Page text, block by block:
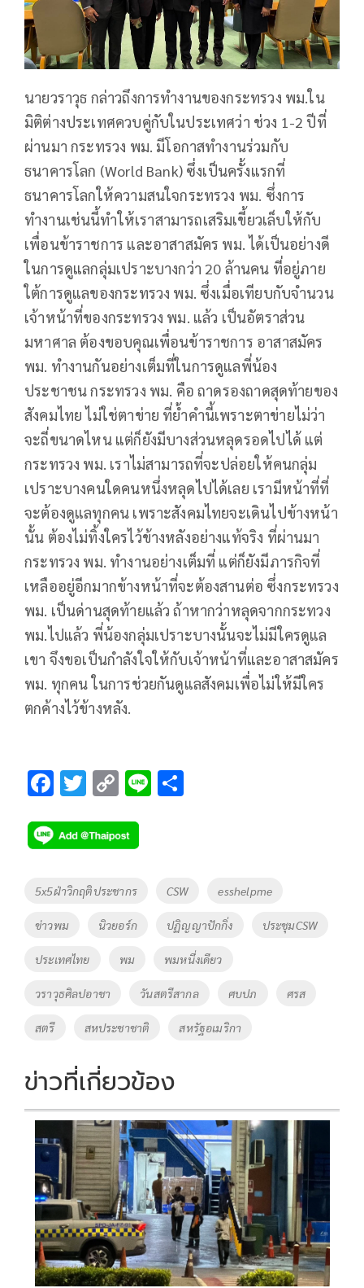
นายวราวุธ กล่าวถึงการทำงานของกระทรวง พม.ใน
มิติต่างประเทศควบคู่กับในประเทศว่า ช่วง 1-2 ปีที่
ผ่านมา กระทรวง พม. มีโอกาสทำงานร่วมกับ
ธนาคารโลก (World Bank) ซึ่งเป็นครั้งแรกที่
ธนาคารโลกให้ความสนใจกระทรวง พม. ซึ่งการ
ทำงานเช่นนี้ทำให้เราสามารถเสริมเขี้ยวเล็บให้กับ
เพื่อนข้าราชการ และอาสาสมัคร พม. ได้เป็นอย่างดี
ในการดูแลกลุ่มเปราะบางกว่า 20 ล้านคน ที่อยู่ภาย
ใต้การดูแลของกระทรวง พม. ซึ่งเมื่อเทียบกับจำนวน
เจ้าหน้าที่ของกระทรวง พม. แล้ว เป็นอัตราส่วน
มหาศาล ต้องขอบคุณเพื่อนข้าราชการ อาสาสมัคร
พม. ทำงานกันอย่างเต็มที่ในการดูแลพี่น้อง
ประชาชน กระทรวง พม. คือ ถาดรองถาดสุดท้ายของ
สังคมไทย ไม่ใช่ตาข่าย ที่ย้ำคำนี้เพราะตาข่ายไม่ว่า
จะถี่ขนาดไหน แต่ก็ยังมีบางส่วนหลุดรอดไปได้ แต่
กระทรวง พม. เราไม่สามารถที่จะปล่อยให้คนกลุ่ม
เปราะบางคนใดคนหนึ่งหลุดไปได้เลย เรามีหน้าที่ที่
จะต้องดูแลทุกคน เพราะสังคมไทยจะเดินไปข้างหน้า
นั้น ต้องไม่ทิ้งใครไว้ข้างหลังอย่างแท้จริง ที่ผ่านมา
กระทรวง พม. ทำงานอย่างเต็มที่ แต่ก็ยังมีภารกิจที่
เหลืออยู่อีกมากข้างหน้าที่จะต้องสานต่อ ซึ่งกระทรวง
พม. เป็นด่านสุดท้ายแล้ว ถ้าหากว่าหลุดจากกระทวง
พม.ไปแล้ว พี่น้องกลุ่มเปราะบางนั้นจะไม่มีใครดูแล
เขา จึงขอเป็นกำลังใจให้กับเจ้าหน้าที่และอาสาสมัคร
พม. ทุกคน ในการช่วยกันดูแลสังคมเพื่อไม่ให้มีใคร
ตกค้างไว้ข้างหลัง.
F
e
b
o
k
T
tt
er
C
p
y
Li
n
k
Li
Tags
5x5ฝ่าวิกฤติประชากร CSW esshelpme
ข่าวพม นิวยอร์ก ปฏิญญาปักกิ่ง ประชุมCSW
ประเทศไทย พม พมหนึ่งเดียว
วราวุธศิลปอาชา วันสตรีสากล ศบปภ ศรส
สตรี สหประชาชาติ สหรัฐอเมริกา
ข่าวที่เกี่ยวข้อง